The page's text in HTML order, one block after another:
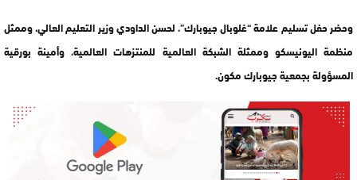
وحضر حفل تسليم علامة “غلوبال جيوبارك”، لحسن الداودي وزير التعليم العالي، وممثل
منظمة اليونيسكو وممثلة الشبكة العالمية للمنتزهات العالمية، وأمينة بورقية
المسؤولة بجمعية جيوبارك مكون.